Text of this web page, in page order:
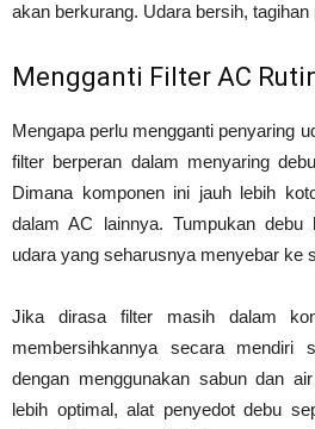
akan berkurang. Udara bersih, tagihan
Mengganti Filter AC
Mengapa perlu mengganti penyaring
filter berperan dalam menyaring
Dimana komponen ini jauh lebih
dalam AC lainnya. Tumpukan debu
udara yang seharusnya menyebar ke
Jika dirasa filter masih dalam
membersihkannya secara mendiri
dengan menggunakan sabun dan
lebih optimal, alat penyedot debu